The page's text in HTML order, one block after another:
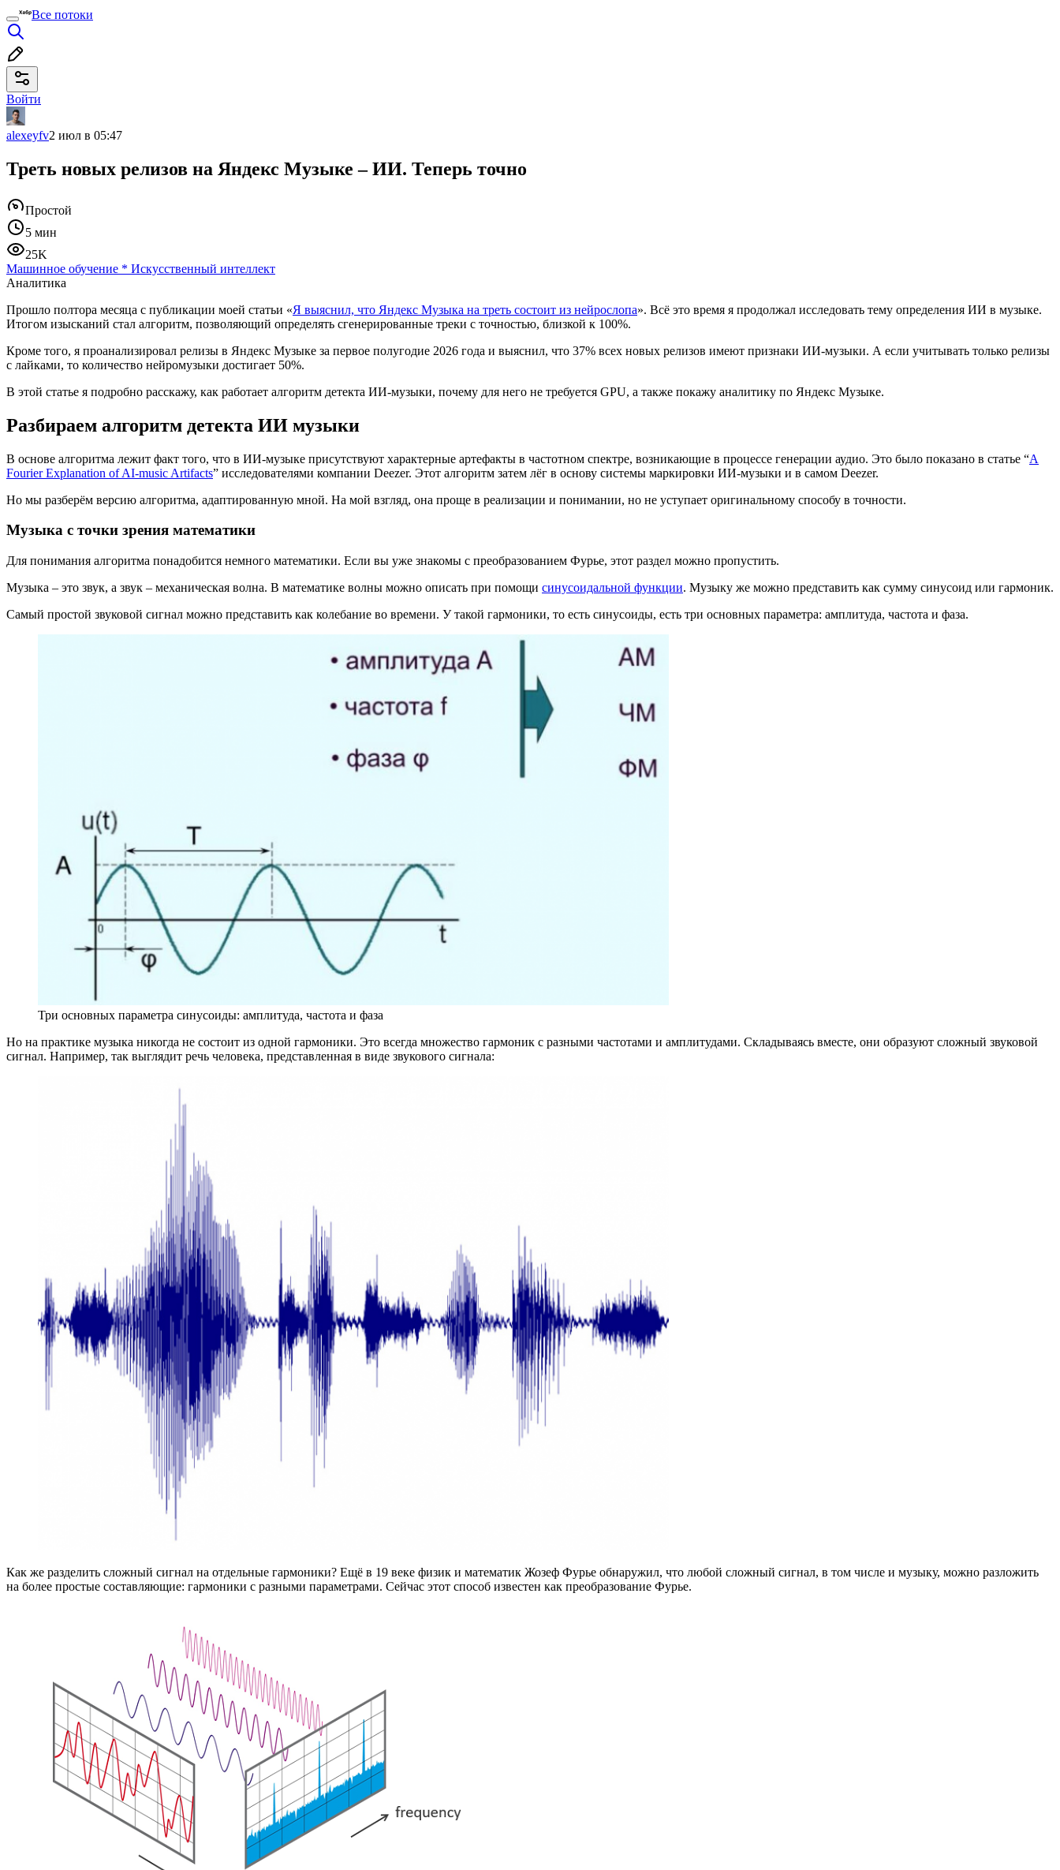
Все потоки
Войти
alexeyfv2 июл в 05:47
Треть новых релизов на Яндекс Музыке – ИИ. Теперь точно
Простой
5 мин
25K
Машинное обучение * Искусственный интеллект
Аналитика
Прошло полтора месяца с публикации моей статьи «Я выяснил, что Яндекс Музыка на треть состоит из нейрослопа». Всё это время я продолжал исследовать тему определения ИИ в музыке.
Итогом изысканий стал алгоритм, позволяющий определять сгенерированные треки с точностью, близкой к 100%.
Кроме того, я проанализировал релизы в Яндекс Музыке за первое полугодие 2026 года и выяснил, что 37% всех новых релизов имеют признаки ИИ-музыки. А если учитывать только релизы
с лайками, то количество нейромузыки достигает 50%.
В этой статье я подробно расскажу, как работает алгоритм детекта ИИ-музыки, почему для него не требуется GPU, а также покажу аналитику по Яндекс Музыке.
Разбираем алгоритм детекта ИИ музыки
В основе алгоритма лежит факт того, что в ИИ-музыке присутствуют характерные артефакты в частотном спектре, возникающие в процессе генерации аудио. Это было показано в статье “A
Fourier Explanation of AI-music Artifacts” исследователями компании Deezer. Этот алгоритм затем лёг в основу системы маркировки ИИ-музыки и в самом Deezer.
Но мы разберём версию алгоритма, адаптированную мной. На мой взгляд, она проще в реализации и понимании, но не уступает оригинальному способу в точности.
Музыка с точки зрения математики
Для понимания алгоритма понадобится немного математики. Если вы уже знакомы с преобразованием Фурье, этот раздел можно пропустить.
Музыка – это звук, а звук – механическая волна. В математике волны можно описать при помощи синусоидальной функции. Музыку же можно представить как сумму синусоид или гармоник.
Самый простой звуковой сигнал можно представить как колебание во времени. У такой гармоники, то есть синусоиды, есть три основных параметра: амплитуда, частота и фаза.
Три основных параметра синусоиды: амплитуда, частота и фаза
Но на практике музыка никогда не состоит из одной гармоники. Это всегда множество гармоник с разными частотами и амплитудами. Складываясь вместе, они образуют сложный звуковой
сигнал. Например, так выглядит речь человека, представленная в виде звукового сигнала:
Как же разделить сложный сигнал на отдельные гармоники? Ещё в 19 веке физик и математик Жозеф Фурье обнаружил, что любой сложный сигнал, в том числе и музыку, можно разложить
на более простые составляющие: гармоники с разными параметрами. Сейчас этот способ известен как преобразование Фурье.